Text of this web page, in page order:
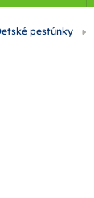
pestúnky